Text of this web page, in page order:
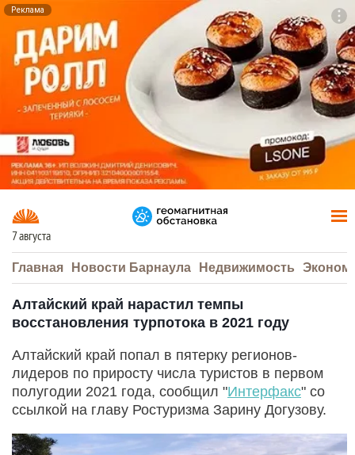
Реклама
7 августа
Главная Новости Барнаула Недвижимость
Алтайский край нарастил темпы
восстановления турпотока в 2021 году
Алтайский край попал в пятерку регионов-
лидеров по приросту числа туристов в первом
полугодии 2021 года, сообщил "Интерфакс" со
ссылкой на главу Ростуризма Зарину Догузову.